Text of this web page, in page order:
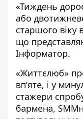
«Тиждень
або
старшого віку
що
Інформатор.
«Життєлюб»
вп’яте, і у
стажери
бармена,